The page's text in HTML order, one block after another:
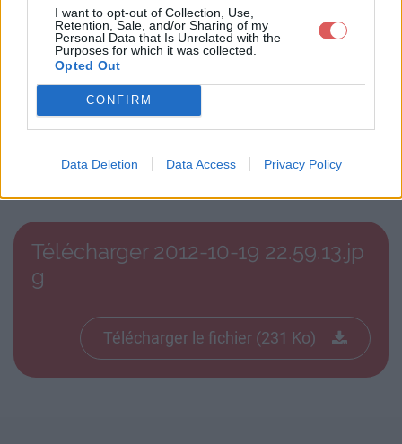
I want to opt-out of Collection, Use,
Retention, Sale, and/or Sharing of my
Personal Data that Is Unrelated with the
Purposes for which it was collected.
Opted Out
CONFIRM
Data Deletion Data Access Privacy Policy
22.59.13.jpg
Télécharger 2012-10-19 22.59.13.jp
g
Télécharger le fichier (231 Ko)